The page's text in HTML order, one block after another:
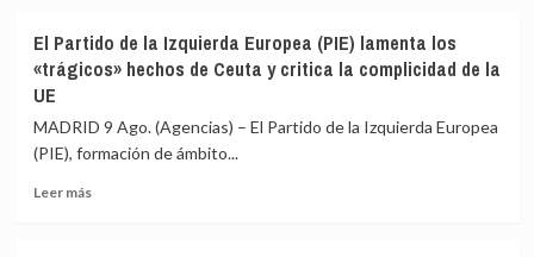
la
cámara
labor
control
en
Gobierno
espera
Italia
«reaccione»
y
tenga
El Partido de la Izquierda Europea (PIE) lamenta los
«trágicos» hechos de Ceuta y critica la complicidad de la
UE
MADRID 9 Ago. (Agencias) – El Partido de la Izquierda Europea
(PIE), formación de ámbito...
Leer másLeer